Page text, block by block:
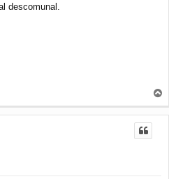
descomunal.
r
r